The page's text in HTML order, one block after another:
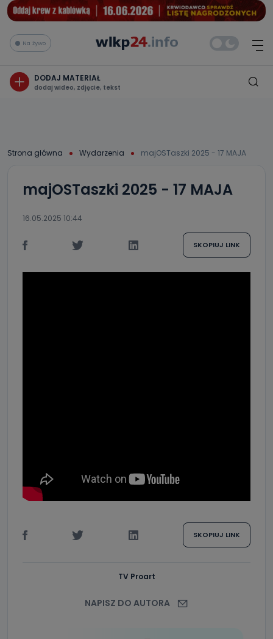
Na żywo
DODAJ MATERIAŁ
dodaj wideo, zdjęcie, tekst
Strona główna Wydarzenia majOSTaszki 2025 - 17 MAJA
majOSTaszki 2025 - 17 MAJA
16.05.2025 10:44
SKOPIUJ LINK
SKOPIUJ LINK
TV Proart
NAPISZ DO AUTORA